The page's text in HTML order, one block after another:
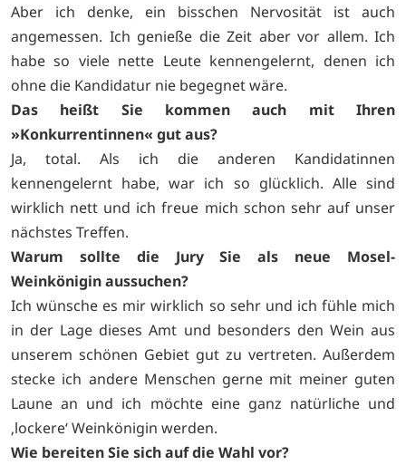
Aber ich denke, ein bisschen Nervosität ist auch
angemessen. Ich genieße die Zeit aber vor allem. Ich
habe so viele nette Leute kennengelernt, denen ich
ohne die Kandidatur nie begegnet wäre.
Das heißt Sie kommen auch mit Ihren
»Konkurrentinnen« gut aus?
Ja, total. Als ich die anderen Kandidatinnen
kennengelernt habe, war ich so glücklich. Alle sind
wirklich nett und ich freue mich schon sehr auf unser
nächstes Treffen.
Warum sollte die Jury Sie als neue Mosel-
Weinkönigin aussuchen?
Ich wünsche es mir wirklich so sehr und ich fühle mich
in der Lage dieses Amt und besonders den Wein aus
unserem schönen Gebiet gut zu vertreten. Außerdem
stecke ich andere Menschen gerne mit meiner guten
Laune an und ich möchte eine ganz natürliche und
‚lockere‘ Weinkönigin werden.
Wie bereiten Sie sich auf die Wahl vor?